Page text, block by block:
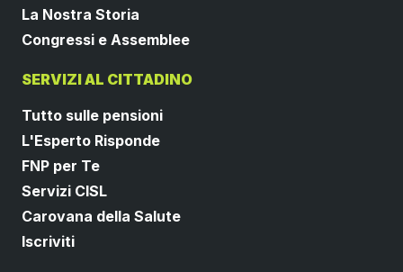
La Nostra Storia
Congressi e Assemblee
SERVIZI AL CITTADINO
Tutto sulle pensioni
L'Esperto Risponde
FNP per Te
Servizi CISL
Carovana della Salute
Iscriviti